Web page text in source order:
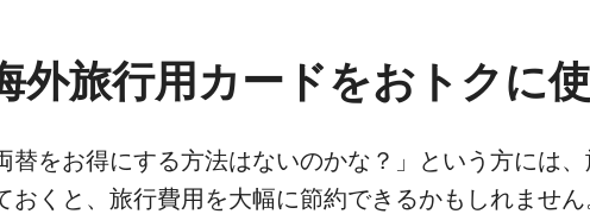
外旅行用カードをおトクに
替をお得にする方法はないのかな？」という方には
くと、旅行費用を大幅に節約できるかもしれません